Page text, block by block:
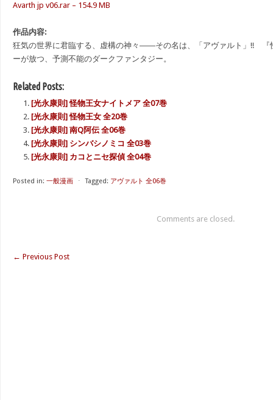
Avarth jp v06.rar – 154.9 MB
作品内容:
狂気の世界に君臨する、虚構の神々――その名は、「アヴァルト」!! 『
ーが放つ、予測不能のダークファンタジー。
Related Posts:
[光永康則] 怪物王女ナイトメア 全07巻
[光永康則] 怪物王女 全20巻
[光永康則] 南Q阿伝 全06巻
[光永康則] シンバシノミコ 全03巻
[光永康則] カコとニセ探偵 全04巻
Posted in: 一般漫画 ⋅ Tagged: アヴァルト 全06巻
Comments are closed.
← Previous Post